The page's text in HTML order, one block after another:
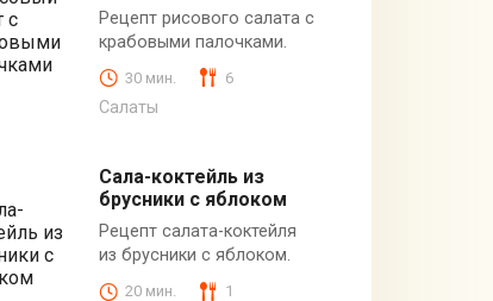
Рецепт рисового салата с
крабовыми палочками.
30 мин. 6
Салаты
Сала-коктейль из
брусники с яблоком
Рецепт салата-коктейля
из брусники с яблоком.
20 мин. 1